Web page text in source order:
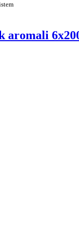
aromali